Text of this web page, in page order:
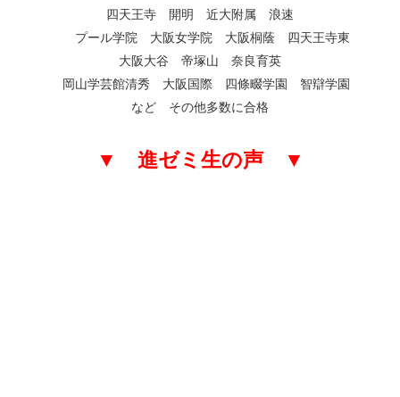
四天王寺 開明 近大附属 浪速
プール学院 大阪女学院 大阪桐蔭 四天王寺東
大阪大谷 帝塚山 奈良育英
岡山学芸館清秀 大阪国際 四條畷学園 智辯学園
など その他多数に合格
▼ 進ゼミ生の声 ▼